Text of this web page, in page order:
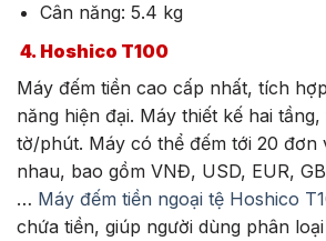
Cân năng: 5.4 kg
4. Hoshico T100
Máy đếm tiền cao cấp nhất, tích
năng hiện đại. Máy thiết kế hai
tờ/phút. Máy có thể đếm tới 20 đơn
nhau, bao gồm VNĐ, USD, EUR,
… Máy đếm tiền ngoại tệ Hoshico
chứa tiền, giúp người dùng phân